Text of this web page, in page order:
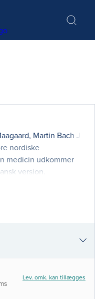
, Martin Bach
nordiske
medicin udkommer
version.
talmateriale er
• Almen
Lev. omk. kan tillægges